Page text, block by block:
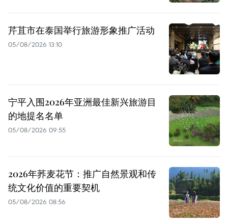
芹苴市在泰国举行旅游形象推广活动
05/08/2026 13:10
宁平入围2026年亚洲最佳新兴旅游目
的地提名名单
05/08/2026 09:55
2026年荞麦花节：推广自然景观和传
统文化价值的重要契机
05/08/2026 08:56